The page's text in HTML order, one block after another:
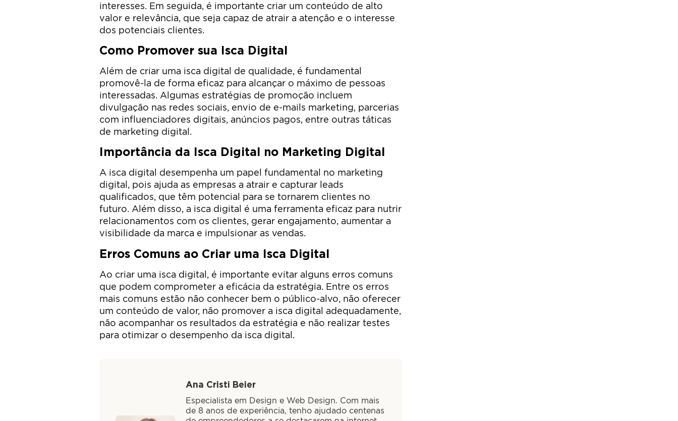
interesses. Em seguida, é importante criar um conteúdo de alto
valor e relevância, que seja capaz de atrair a atenção e o interesse
dos potenciais clientes.
Como Promover sua Isca Digital
Além de criar uma isca digital de qualidade, é fundamental
promovê-la de forma eficaz para alcançar o máximo de pessoas
interessadas. Algumas estratégias de promoção incluem
divulgação nas redes sociais, envio de e-mails marketing, parcerias
com influenciadores digitais, anúncios pagos, entre outras táticas
de marketing digital.
Importância da Isca Digital no Marketing Digital
A isca digital desempenha um papel fundamental no marketing
digital, pois ajuda as empresas a atrair e capturar leads
qualificados, que têm potencial para se tornarem clientes no
futuro. Além disso, a isca digital é uma ferramenta eficaz para nutrir
relacionamentos com os clientes, gerar engajamento, aumentar a
visibilidade da marca e impulsionar as vendas.
Erros Comuns ao Criar uma Isca Digital
Ao criar uma isca digital, é importante evitar alguns erros comuns
que podem comprometer a eficácia da estratégia. Entre os erros
mais comuns estão não conhecer bem o público-alvo, não oferecer
um conteúdo de valor, não promover a isca digital adequadamente,
não acompanhar os resultados da estratégia e não realizar testes
para otimizar o desempenho da isca digital.
Ana Cristi Beier
Especialista em Design e Web Design. Com mais
de 8 anos de experiência, tenho ajudado centenas